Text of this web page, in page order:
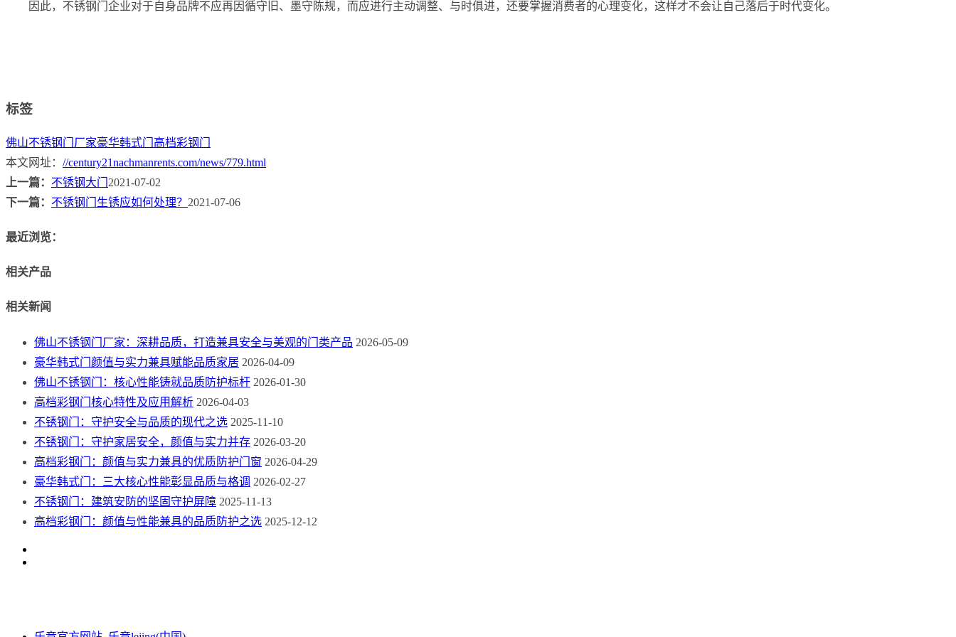
因此，不锈钢门企业对于自身品牌不应再因循守旧、墨守陈规，而应进行主动调整、与时俱进，还要掌握消费者的心理变化，这样才不会让自己落后于时代变化。
标签
佛山不锈钢门厂家豪华韩式门 高档彩钢门
本文网址： //century21nachmanrents.com/news/779.html
上一篇： 不锈钢大门 2021-07-02
下一篇： 不锈钢门生锈应如何处理？ 2021-07-06
最近浏览：
相关产品
相关新闻
佛山不锈钢门厂家：深耕品质，打造兼具安全与美观的门类产品 2026-05-09
豪华韩式门颜值与实力兼具赋能品质家居 2026-04-09
佛山不锈钢门：核心性能铸就品质防护标杆 2026-01-30
高档彩钢门核心特性及应用解析 2026-04-03
不锈钢门：守护安全与品质的现代之选 2025-11-10
不锈钢门：守护家居安全，颜值与实力并存 2026-03-20
高档彩钢门：颜值与实力兼具的优质防护门窗 2026-04-29
豪华韩式门：三大核心性能彰显品质与格调 2026-02-27
不锈钢门：建筑安防的坚固守护屏障 2025-11-13
高档彩钢门：颜值与性能兼具的品质防护之选 2025-12-12